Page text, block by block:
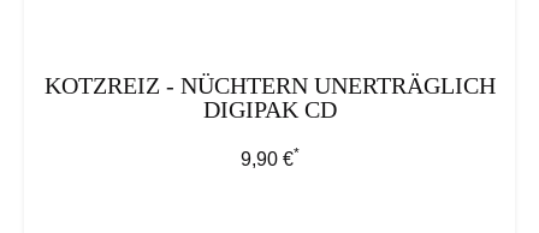
KOTZREIZ - NÜCHTERN UNERTRÄGLICH
DIGIPAK CD
Regulärer Preis:
9,90 €*